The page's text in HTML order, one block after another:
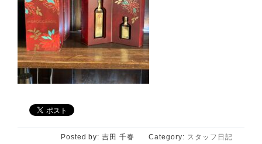
Posted by:吉田 千春 Category: スタッフ日記